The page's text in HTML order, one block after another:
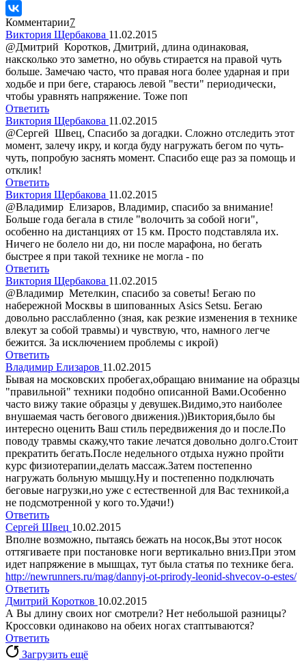
Комментарии7
Виктория Щербакова 11.02.2015
@Дмитрий Коротков, Дмитрий, длина одинаковая,
наксколько это заметно, но обувь стирается на правой чуть
больше. Замечаю часто, что правая нога более ударная и при
ходьбе и при беге, стараюсь левой "вести" периодически,
чтобы уравнять напряжение. Тоже поп
Ответить
Виктория Щербакова 11.02.2015
@Сергей Швец, Спасибо за догадки. Сложно отследить этот
момент, залечу икру, и когда буду нагружать бегом по чуть-
чуть, попробую заснять момент. Спасибо еще раз за помощь и
отклик!
Ответить
Виктория Щербакова 11.02.2015
@Владимир Елизаров, Владимир, спасибо за внимание!
Больше года бегала в стиле "волочить за собой ноги",
особенно на дистанциях от 15 км. Просто подставляла их.
Ничего не болело ни до, ни после марафона, но бегать
быстрее я при такой технике не могла - по
Ответить
Виктория Щербакова 11.02.2015
@Владимир Метелкин, спасибо за советы! Бегаю по
набережной Москвы в шипованных Asics Setsu. Бегаю
довольно расслабленно (зная, как резкие изменения в технике
влекут за собой травмы) и чувствую, что, намного легче
бежится. За исключением проблемы с икрой)
Ответить
Владимир Елизаров 11.02.2015
Бывая на московских пробегах,обращаю внимание на образцы
"правильной" техники подобно описанной Вами.Особенно
часто вижу такие образцы у девушек.Видимо,это наиболее
внушаемая часть бегового движения.))Виктория,было бы
интересно оценить Ваш стиль передвижения до и после.По
поводу травмы скажу,что такие лечатся довольно долго.Стоит
прекратить бегать.После недельного отдыха нужно пройти
курс физиотерапии,делать массаж.Затем постепенно
нагружать больную мышцу.Ну и постепенно подключать
беговые нагрузки,но уже с естественной для Вас техникой,а
не подсмотренной у кого то.Удачи!)
Ответить
Сергей Швец 10.02.2015
Вполне возможно, пытаясь бежать на носок,Вы этот носок
оттягиваете при постановке ноги вертикально вниз.При этом
идет напряжение в мышцах, тут была статья по технике бега.
http://newrunners.ru/mag/dannyj-ot-prirody-leonid-shvecov-o-estes/
Ответить
Дмитрий Коротков 10.02.2015
А Вы длину своих ног смотрели? Нет небольшой разницы?
Кроссовки одинаково на обеих ногах стаптываются?
Ответить
Загрузить ещё